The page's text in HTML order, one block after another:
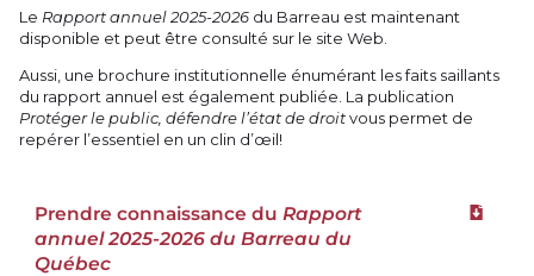
Le Rapport annuel 2025-2026 du Barreau est maintenant
disponible et peut être consulté sur le site Web.
Aussi, une brochure institutionnelle énumérant les faits saillants
du rapport annuel est également publiée. La publication
Protéger le public, défendre l’état de droitvous permet de
repérer l’essentiel en un clin d’œil!
Prendre connaissance du Rapport
annuel 2025-2026 du Barreau du
Québec